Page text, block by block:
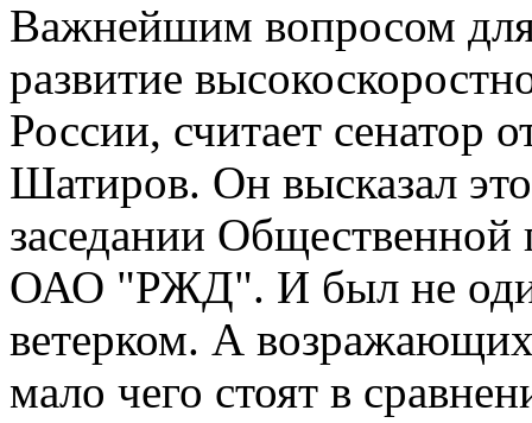
Важнейшим вопросом для
развитие
России, считает сенатор
Шатиров. Он высказал
заседании
ОАО "РЖД". И был не
ветерком. А
мало чего стоят в